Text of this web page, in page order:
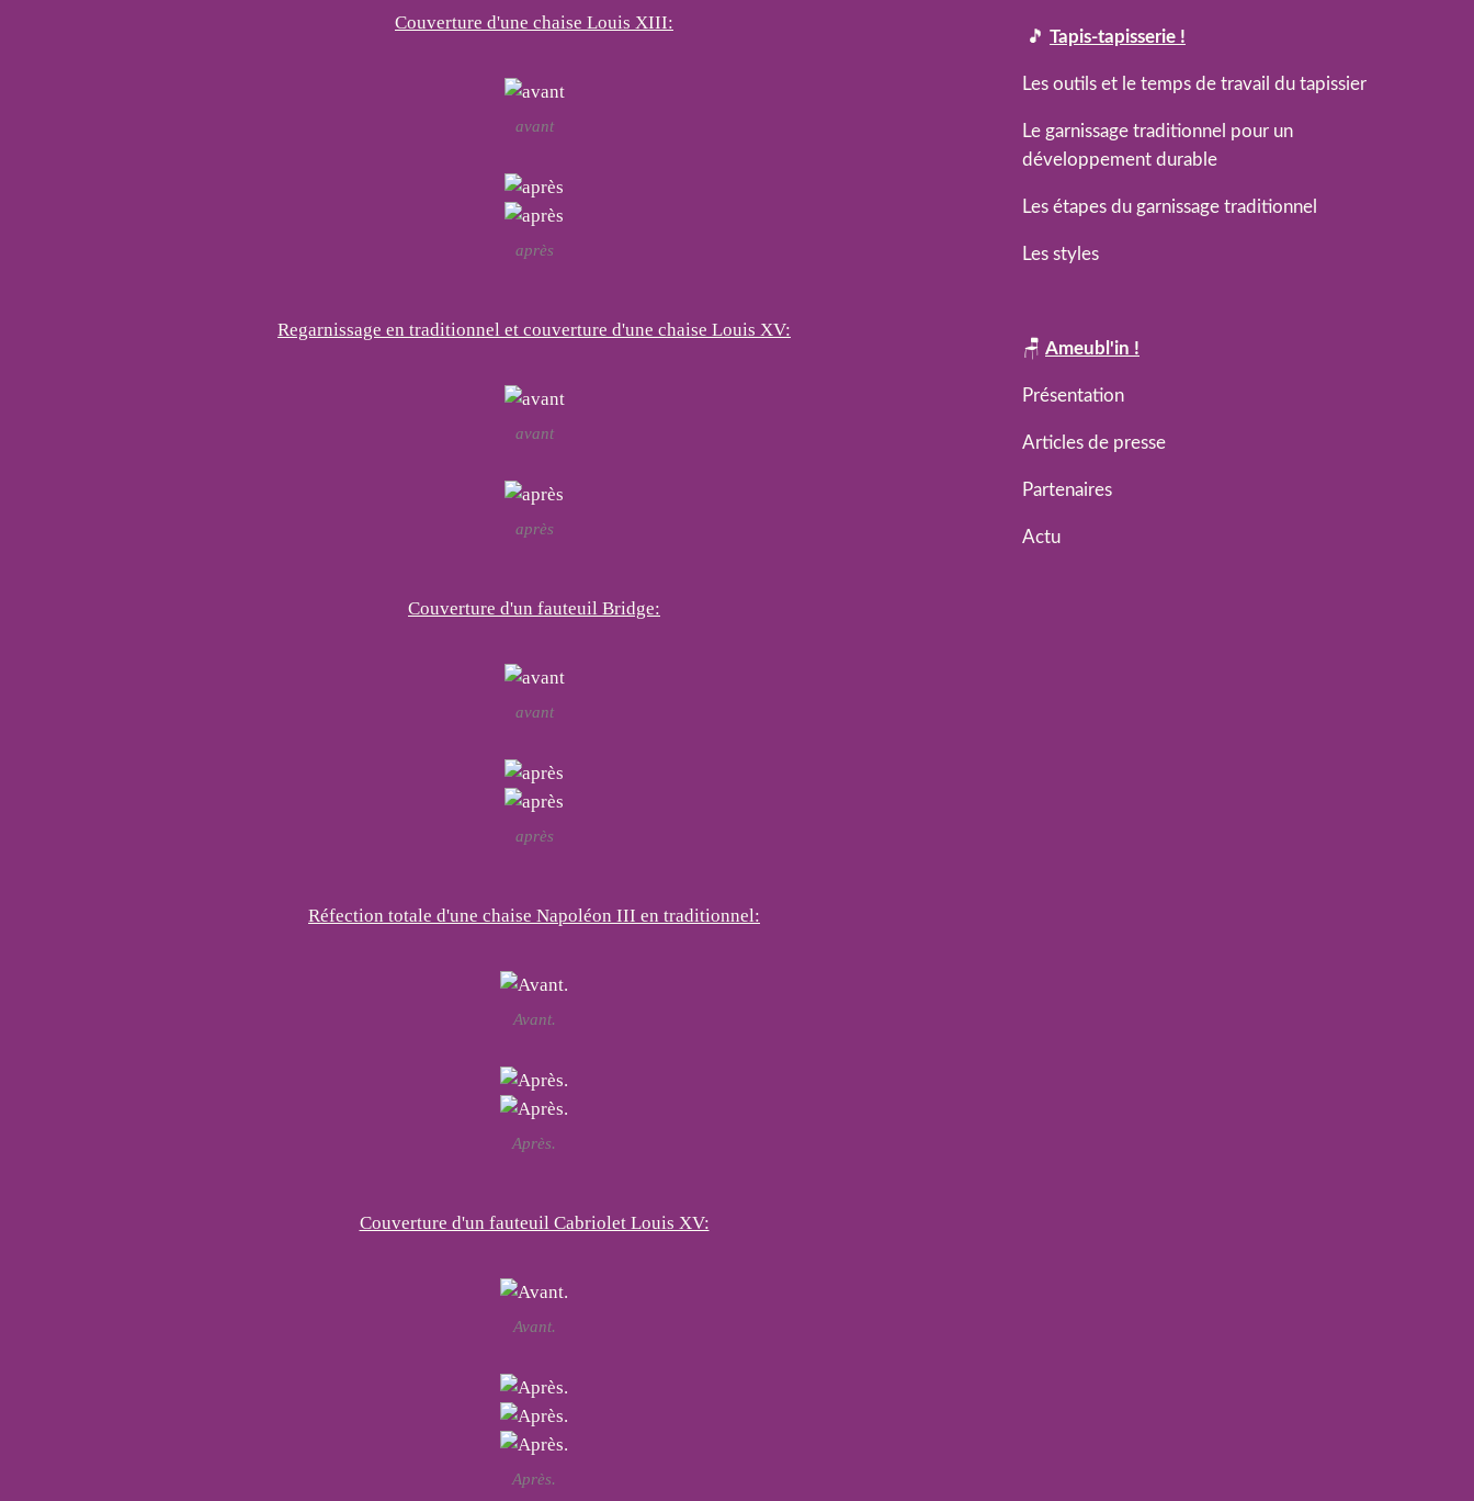
Couverture d'une chaise Louis XIII:
avant
après
Regarnissage en traditionnel et couverture d'une chaise Louis XV:
avant
après
Couverture d'un fauteuil Bridge:
avant
après
Réfection totale d'une chaise Napoléon III en traditionnel:
Avant.
Après.
Couverture d'un fauteuil Cabriolet Louis XV:
Avant.
Après.
🎵 Tapis-tapisserie !
Les outils et le temps de travail du tapissier
Le garnissage traditionnel pour un
développement durable
Les étapes du garnissage traditionnel
Les styles
🪑 Ameubl'in !
Présentation
Articles de presse
Partenaires
Actu